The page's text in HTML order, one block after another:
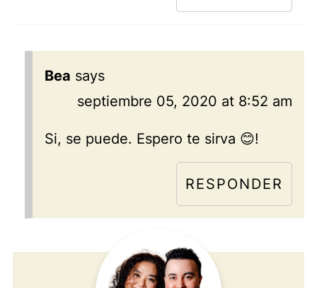
Bea says
septiembre 05, 2020 at 8:52 am
Si, se puede. Espero te sirva 😊!
RESPONDER